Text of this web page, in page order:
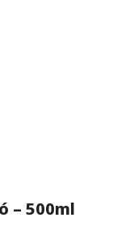
– 500ml